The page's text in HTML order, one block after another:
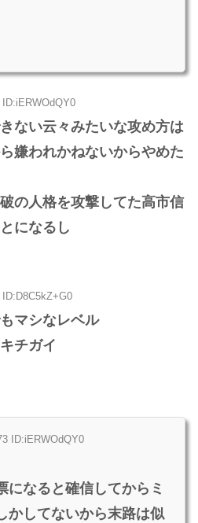
ない云々みたいな攻め方は
嫌われかねないからやめた
の人格を攻撃してた高市信
になるし
マシなレベル
チガイ
ID:iERWOdQY0
になると確信してからミ
かしてないから末路は似